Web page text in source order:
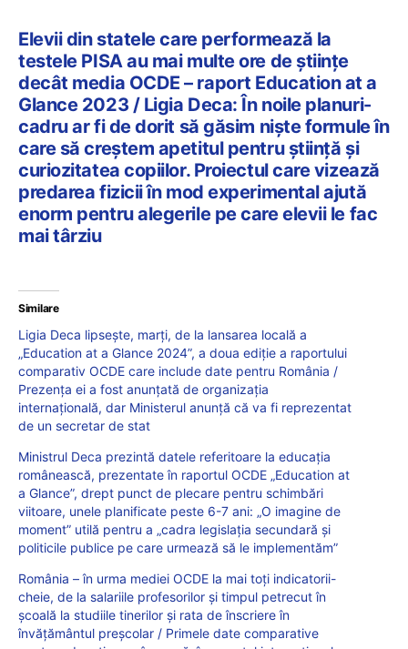
Elevii din statele care performează la
testele PISA au mai multe ore de științe
decât media OCDE – raport Education at a
Glance 2023 / Ligia Deca: În noile planuri-
cadru ar fi de dorit să găsim niște formule în
care să creștem apetitul pentru știință și
curiozitatea copiilor. Proiectul care vizează
predarea fizicii în mod experimental ajută
enorm pentru alegerile pe care elevii le fac
mai târziu
Similare
Ligia Deca lipsește, marți, de la lansarea locală a
„Education at a Glance 2024”, a doua ediție a raportului
comparativ OCDE care include date pentru România /
Prezența ei a fost anunțată de organizația
internațională, dar Ministerul anunță că va fi reprezentat
de un secretar de stat
Ministrul Deca prezintă datele referitoare la educația
românească, prezentate în raportul OCDE „Education at
a Glance”, drept punct de plecare pentru schimbări
viitoare, unele planificate peste 6-7 ani: „O imagine de
moment” utilă pentru a „cadra legislația secundară și
politicile publice pe care urmează să le implementăm”
România – în urma mediei OCDE la mai toți indicatorii-
cheie, de la salariile profesorilor și timpul petrecut în
școală la studiile tinerilor și rata de înscriere în
învățământul preșcolar / Primele date comparative